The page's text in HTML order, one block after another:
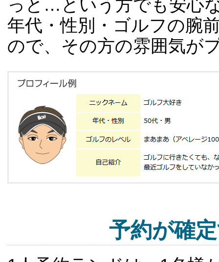
っと…という方でも安心
年代・性別・ゴルフの腕
ので、その方の雰囲気が
予約が確